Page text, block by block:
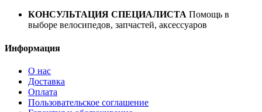
КОНСУЛЬТАЦИЯ СПЕЦИАЛИСТА Помощь в
выборе велосипедов, запчастей, аксессуаров
Информация
О нас
Доставка
Оплата
Пользовательское соглашение